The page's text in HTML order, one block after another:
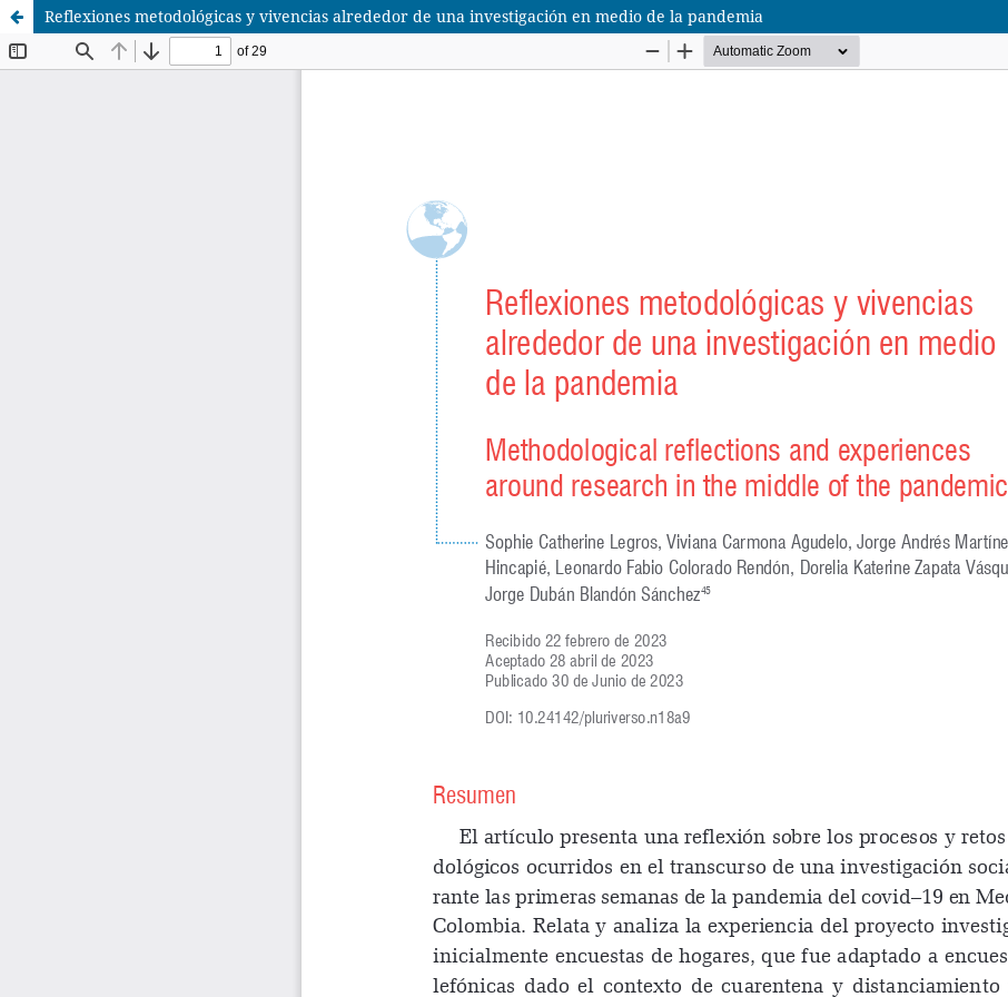
Reflexiones metodológicas y vivencias alrededor de una investigación en medio de la pandemia